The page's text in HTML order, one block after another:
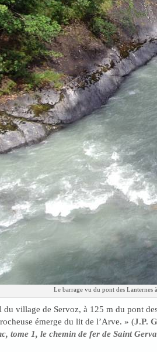
Le barrage vu du pont des Lanternes
village de Servoz, à 125 m du pont
émerge du lit de l’Arve. » (J.P.
tome 1, le chemin de fer de Saint